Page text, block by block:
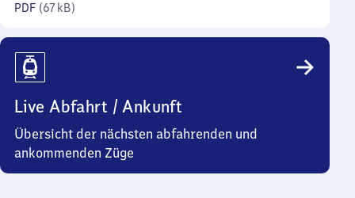
PDF (67 kB)
Live Abfahrt / Ankunft
Übersicht der nächsten abfahrenden und
ankommenden Züge